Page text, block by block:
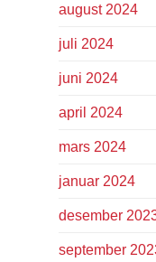
august 2024
juli 2024
juni 2024
april 2024
mars 2024
januar 2024
desember
september